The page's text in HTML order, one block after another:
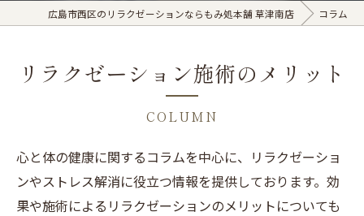
広島市西区のリラクゼーションならもみ処本舗 草津南店 コラム
リラクゼーション施術のメリット
COLUMN
心と体の健康に関するコラムを中心に、リラクゼーショ
ンやストレス解消に役立つ情報を提供しております。効
果や施術によるリラクゼーションのメリットについても